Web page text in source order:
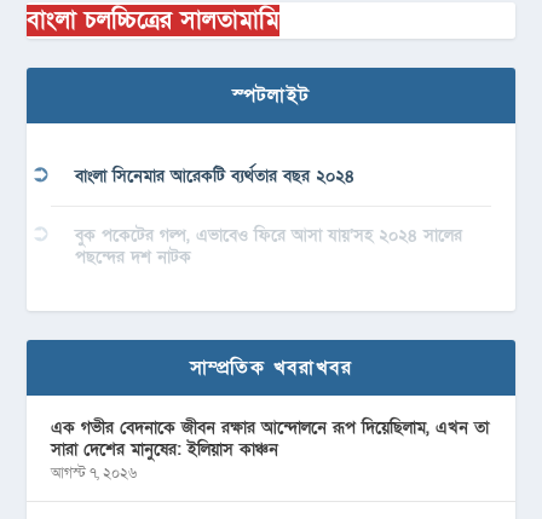
বাংলা চলচ্চিত্রের সালতামামি
স্পটলাইট
বাংলা সিনেমার আরেকটি ব্যর্থতার বছর ২০২৪
বুক পকেটের গল্প, এভাবেও ফিরে আসা যায়’সহ ২০২৪ সালের
পছন্দের দশ নাটক
সাম্প্রতিক খবরাখবর
এক গভীর বেদনাকে জীবন রক্ষার আন্দোলনে রূপ দিয়েছিলাম, এখন তা
সারা দেশের মানুষের: ইলিয়াস কাঞ্চন
আগস্ট ৭, ২০২৬